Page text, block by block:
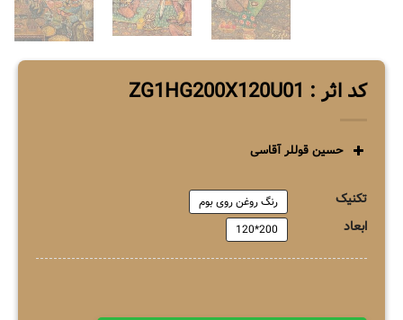
کد اثر : ZG1HG200X120U01
حسین قوللر آقاسی
تکنیک رنگ روغن روی بوم
ابعاد 200*120